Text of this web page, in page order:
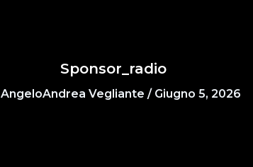
Sponsor_radio
AngeloAndrea Vegliante / Giugno 5, 2026